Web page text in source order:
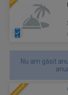
Nu am găsit